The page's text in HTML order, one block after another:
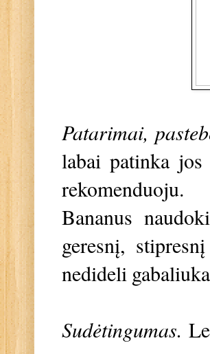
Patarimai,
labai patinka
rekomenduoju.
Bananus
geresnį,
nedideli
Sudėtingumas.